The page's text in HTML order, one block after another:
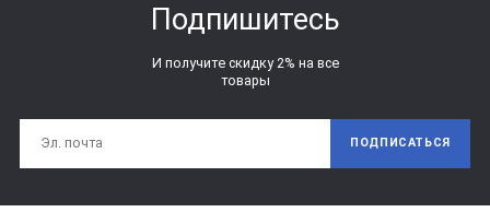
Подпишитесь
И получите скидку 2% на все
товары
ПОДПИСАТЬСЯ